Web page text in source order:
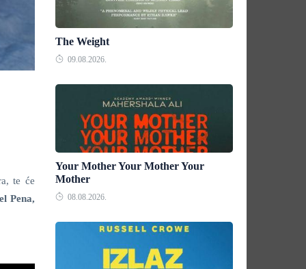
te će
Pena,
The Weight
09.08.2026.
Your Mother Your Mother Your
Mother
08.08.2026.